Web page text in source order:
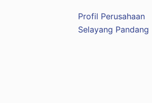
Profil Perusahaan
Selayang Pandang